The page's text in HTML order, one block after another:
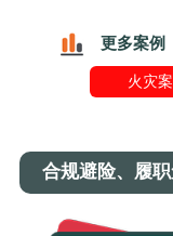
更多案例
火灾
合规避险、履